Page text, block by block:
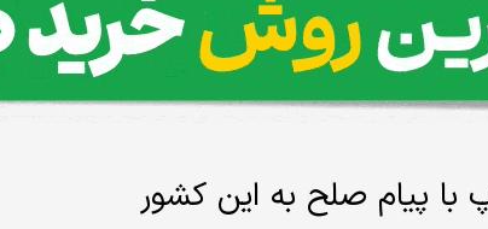
با پیام صلح به این کشور